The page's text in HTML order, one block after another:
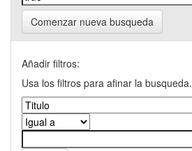
Comenzar nueva busqueda
Añadir filtros:
Usa los filtros para afinar la busqueda.